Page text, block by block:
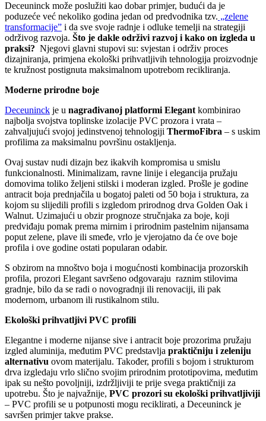
Deceuninck može poslužiti kao dobar primjer, budući da je
poduzeće već nekoliko godina jedan od predvodnika tzv. „zelene
transformacije” i da sve svoje radnje i odluke temelji na strategiji
održivog razvoja. Što je dakle održivi razvoj i kako on izgleda u
praksi? Njegovi glavni stupovi su: svjestan i održiv proces
dizajniranja, primjena ekološki prihvatljivih tehnologija proizvodnje
te kružnost postignuta maksimalnom upotrebom recikliranja.
Moderne prirodne boje
Deceuninck je u nagrađivanoj platformi Elegant kombinirao
najbolja svojstva toplinske izolacije PVC prozora i vrata –
zahvaljujući svojoj jedinstvenoj tehnologiji ThermoFibra – s uskim
profilima za maksimalnu površinu ostakljenja.
Ovaj sustav nudi dizajn bez ikakvih kompromisa u smislu
funkcionalnosti. Minimalizam, ravne linije i elegancija pružaju
domovima toliko željeni stilski i moderan izgled. Prošle je godine
antracit boja prednjačila u bogatoj paleti od 50 boja i struktura, za
kojom su slijedili profili s izgledom prirodnog drva Golden Oak i
Walnut. Uzimajući u obzir prognoze stručnjaka za boje, koji
predviđaju pomak prema mirnim i prirodnim pastelnim nijansama
poput zelene, plave ili smeđe, vrlo je vjerojatno da će ove boje
profila i ove godine ostati popularan odabir.
S obzirom na mnoštvo boja i mogućnosti kombinacija prozorskih
profila, prozori Elegant savršeno odgovaraju raznim stilovima
gradnje, bilo da se radi o novogradnji ili renovaciji, ili pak
modernom, urbanom ili rustikalnom stilu.
Ekološki prihvatljivi PVC profili
Elegantne i moderne nijanse sive i antracit boje prozorima pružaju
izgled aluminija, međutim PVC predstavlja praktičniju i zeleniju
alternativu ovom materijalu. Također, profili s bojom i strukturom
drva izgledaju vrlo slično svojim prirodnim prototipovima, međutim
ipak su nešto povoljniji, izdržljiviji te prije svega praktičniji za
upotrebu. Što je najvažnije, PVC prozori su ekološki prihvatljiviji
– PVC profili se u potpunosti mogu reciklirati, a Deceuninck je
savršen primjer takve prakse.